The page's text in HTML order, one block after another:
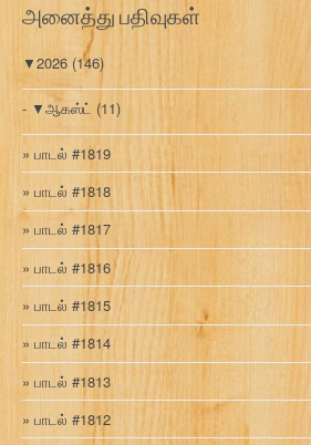
அனைத்து பதிவுகள்
▼2026 (146)
▼ஆகஸ்ட் (11)
பாடல் #1819
பாடல் #1818
பாடல் #1817
பாடல் #1816
பாடல் #1815
பாடல் #1814
பாடல் #1813
பாடல் #1812